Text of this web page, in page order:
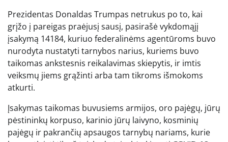
Prezidentas Donaldas Trumpas netrukus po to, kai
grįžo į pareigas praėjusį sausį, pasirašė vykdomąjį
įsakymą 14184, kuriuo federalinėms agentūroms buvo
nurodyta nustatyti tarnybos narius, kuriems buvo
taikomas ankstesnis reikalavimas skiepytis, ir imtis
veiksmų jiems grąžinti arba tam tikroms išmokoms
atkurti.
Įsakymas taikomas buvusiems armijos, oro pajėgų, jūrų
pėstininkų korpuso, karinio jūrų laivyno, kosminių
pajėgų ir pakrančių apsaugos tarnybų nariams, kurie